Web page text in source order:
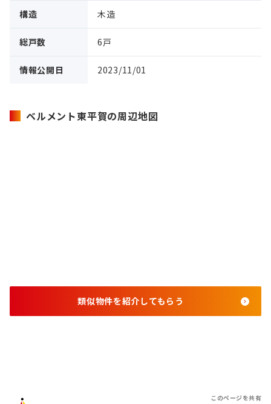
構造 木造
総戸数 6戸
情報公開日 2023/11/01
ベルメント東平賀の周辺地図
類似物件を紹介してもらう
このページを共有